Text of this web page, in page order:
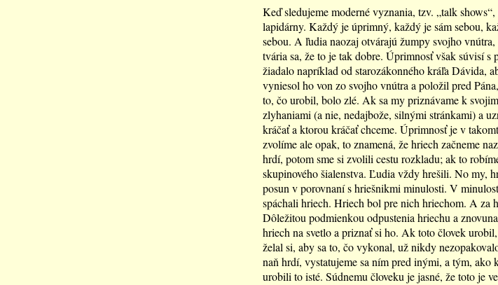
Keď sledujeme moderné vyznania, tzv. „talk
lapidárny. Každý je úprimný, každý je sám sebou,
sebou. A ľudia naozaj otvárajú žumpy svojho
tvária sa, že to je tak dobre. Úprimnosť však súvisí
žiadalo napríklad od starozákonného kráľa Dávida,
vyniesol ho von zo svojho vnútra a položil pred
to, čo urobil, bolo zlé. Ak sa my priznávame k
zlyhaniami (a nie, nedajbože, silnými stránkami) a
kráčať a ktorou kráčať chceme. Úprimnosť je v
zvolíme ale opak, to znamená, že hriech začneme
hrdí, potom sme si zvolili cestu rozkladu; ak to
skupinového šialenstva. Ľudia vždy hrešili. No my,
posun v porovnaní s hriešnikmi minulosti. V
spáchali hriech. Hriech bol pre nich hriechom. A za
Dôležitou podmienkou odpustenia hriechu a
hriech na svetlo a priznať si ho. Ak toto človek
želal si, aby sa to, čo vykonal, už nikdy
naň hrdí, vystatujeme sa ním pred inými, a tým, ako
urobili to isté. Súdnemu človeku je jasné, že toto je